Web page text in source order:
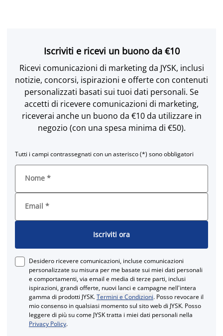
Iscriviti e ricevi un buono da €10
Ricevi comunicazioni di marketing da JYSK, inclusi
notizie, concorsi, ispirazioni e offerte con contenuti
personalizzati basati sui tuoi dati personali. Se
accetti di ricevere comunicazioni di marketing,
riceverai anche un buono da €10 da utilizzare in
negozio (con una spesa minima di €50).
Tutti i campi contrassegnati con un asterisco (*) sono obbligatori
Nome *
Email *
Iscriviti ora
Desidero ricevere comunicazioni, incluse comunicazioni
personalizzate su misura per me basate sui miei dati personali
e comportamenti, via email e media di terze parti, inclusi
ispirazioni, grandi offerte, nuovi lanci e campagne nell'intera
gamma di prodotti JYSK.Termini e Condizioni. Posso revocare il
mio consenso in qualsiasi momento sul sito web di JYSK. Posso
leggere di più su come JYSK tratta i miei dati personali nella
Privacy Policy.